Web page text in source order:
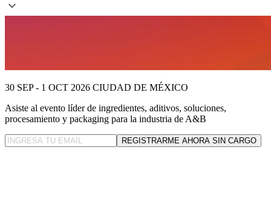
30 SEP - 1 OCT 2026 CIUDAD DE MÉXICO
Asiste al evento líderde ingredientes, aditivos, soluciones,
procesamiento y packaging para la industria de A&B
REGISTRARME AHORA SIN CARGO